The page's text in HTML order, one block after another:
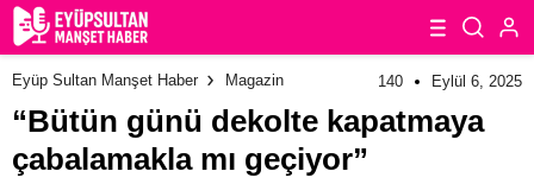
Eyüp Sultan Manşet Haber Magazin 140 Eylül 6, 2025
“Bütün günü dekolte kapatmaya
çabalamakla mı geçiyor”